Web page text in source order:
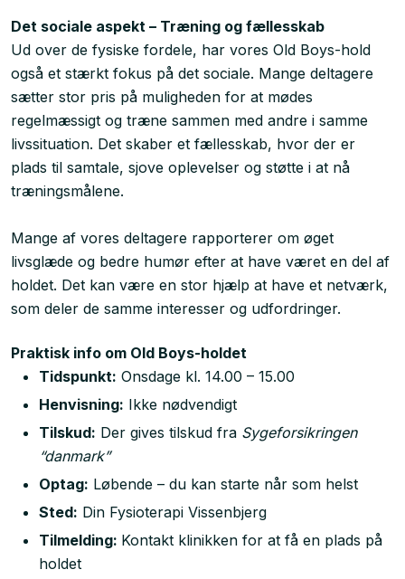
Det sociale aspekt – Træning og fællesskab
Ud over de fysiske fordele, har vores Old Boys-hold
også et stærkt fokus på det sociale. Mange deltagere
sætter stor pris på muligheden for at mødes
regelmæssigt og træne sammen med andre i samme
livssituation. Det skaber et fællesskab, hvor der er
plads til samtale, sjove oplevelser og støtte i at nå
træningsmålene.
Mange af vores deltagere rapporterer om øget
livsglæde og bedre humør efter at have været en del af
holdet. Det kan være en stor hjælp at have et netværk,
som deler de samme interesser og udfordringer.
Praktisk info om Old Boys-holdet
Tidspunkt: Onsdage kl. 14.00 – 15.00
Henvisning: Ikke nødvendigt
Tilskud: Der gives tilskud fra Sygeforsikringen
“danmark”
Optag: Løbende – du kan starte når som helst
Sted: Din Fysioterapi Vissenbjerg
Tilmelding: Kontakt klinikken for at få en plads på
holdet